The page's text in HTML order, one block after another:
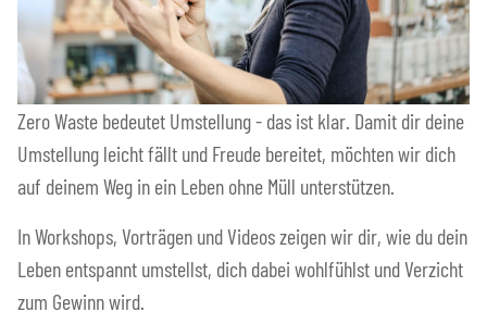
Zero Waste bedeutet Umstellung - das ist klar. Damit dir deine
Umstellung leicht fällt und Freude bereitet, möchten wir dich
auf deinem Weg in ein Leben ohne Müll unterstützen.
In Workshops, Vorträgen und Videos zeigen wir dir, wie du dein
Leben entspannt umstellst, dich dabei wohlfühlst und Verzicht
zum Gewinn wird.